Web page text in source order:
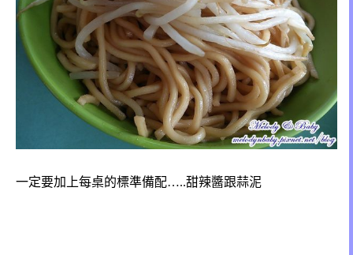
一定要加上每桌的標準備配…..甜辣醬跟蒜泥